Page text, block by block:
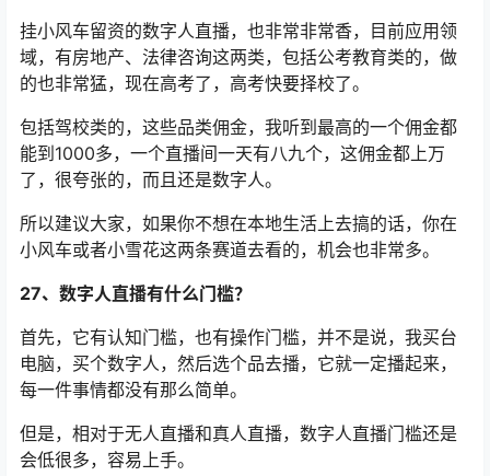
挂小风车留资的数字人直播，也非常非常香，目前应用领
域，有房地产、法律咨询这两类，包括公考教育类的，做
的也非常猛，现在高考了，高考快要择校了。
包括驾校类的，这些品类佣金，我听到最高的一个佣金都
能到1000多，一个直播间一天有八九个，这佣金都上万
了，很夸张的，而且还是数字人。
所以建议大家，如果你不想在本地生活上去搞的话，你在
小风车或者小雪花这两条赛道去看的，机会也非常多。
27、数字人直播有什么门槛？
首先，它有认知门槛，也有操作门槛，并不是说，我买台
电脑，买个数字人，然后选个品去播，它就一定播起来，
每一件事情都没有那么简单。
但是，相对于无人直播和真人直播，数字人直播门槛还是
会低很多，容易上手。